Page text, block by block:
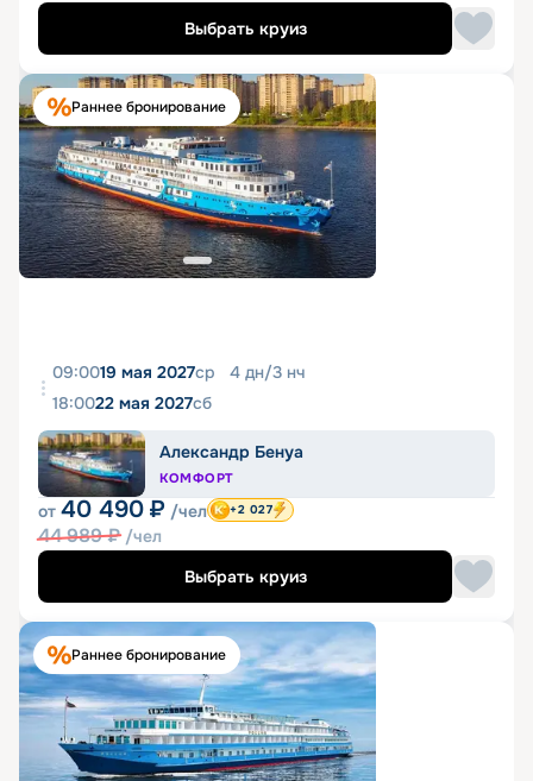
Выбрать круиз
Раннее бронирование
09:0019 мая 2027ср 4 дн/3 нч
18:0022 мая 2027сб
Александр Бенуа
КОМФОРТ
от 40 490 ₽ /чел
44 989₽ /чел
+2 027
Выбрать круиз
Раннее бронирование